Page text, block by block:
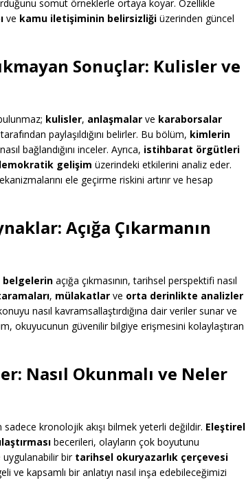
somut örneklerle ortaya koyar. Özellikle
ve kamu iletişiminin belirsizliği üzerinden güncel
Sonuçlar: Kulisler ve
kulisler, anlaşmalar ve karaborsalar
paylaşıldığını belirler. Bu bölüm, kimlerin
bağlandığını inceler. Ayrıca, istihbarat örgütleri
gelişim üzerindeki etkilerini analiz eder.
ele geçirme riskini artırır ve hesap
Açığa Çıkarmanın
belgelerin açığa çıkmasının, tarihsel perspektifi nasıl
, mülakatlar ve orta derinlikte analizler
nasıl kavramsallaştırdığına dair veriler sunar ve
okuyucunun güvenilir bilgiye erişmesini kolaylaştıran
Nasıl Okunmalı ve Neler
kronolojik akışı bilmek yeterli değildir. Eleştirel
becerileri, olayların çok boyutunu
uygulanabilir bir tarihsel okuryazarlık çerçevesi
ve kapsamlı bir anlatıyı nasıl inşa edebileceğimizi